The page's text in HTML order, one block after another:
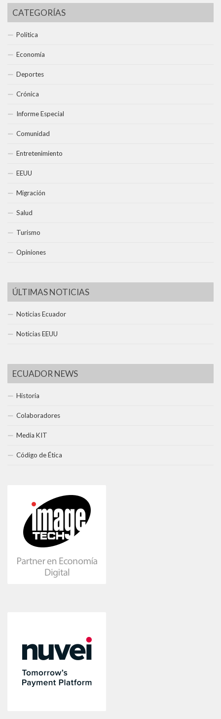
CATEGORÍAS
Política
Economía
Deportes
Crónica
Informe Especial
Comunidad
Entretenimiento
EEUU
Migración
Salud
Turismo
Opiniones
ÚLTIMAS NOTICIAS
Noticias Ecuador
Noticias EEUU
ECUADOR NEWS
Historia
Colaboradores
Media KIT
Código de Ética